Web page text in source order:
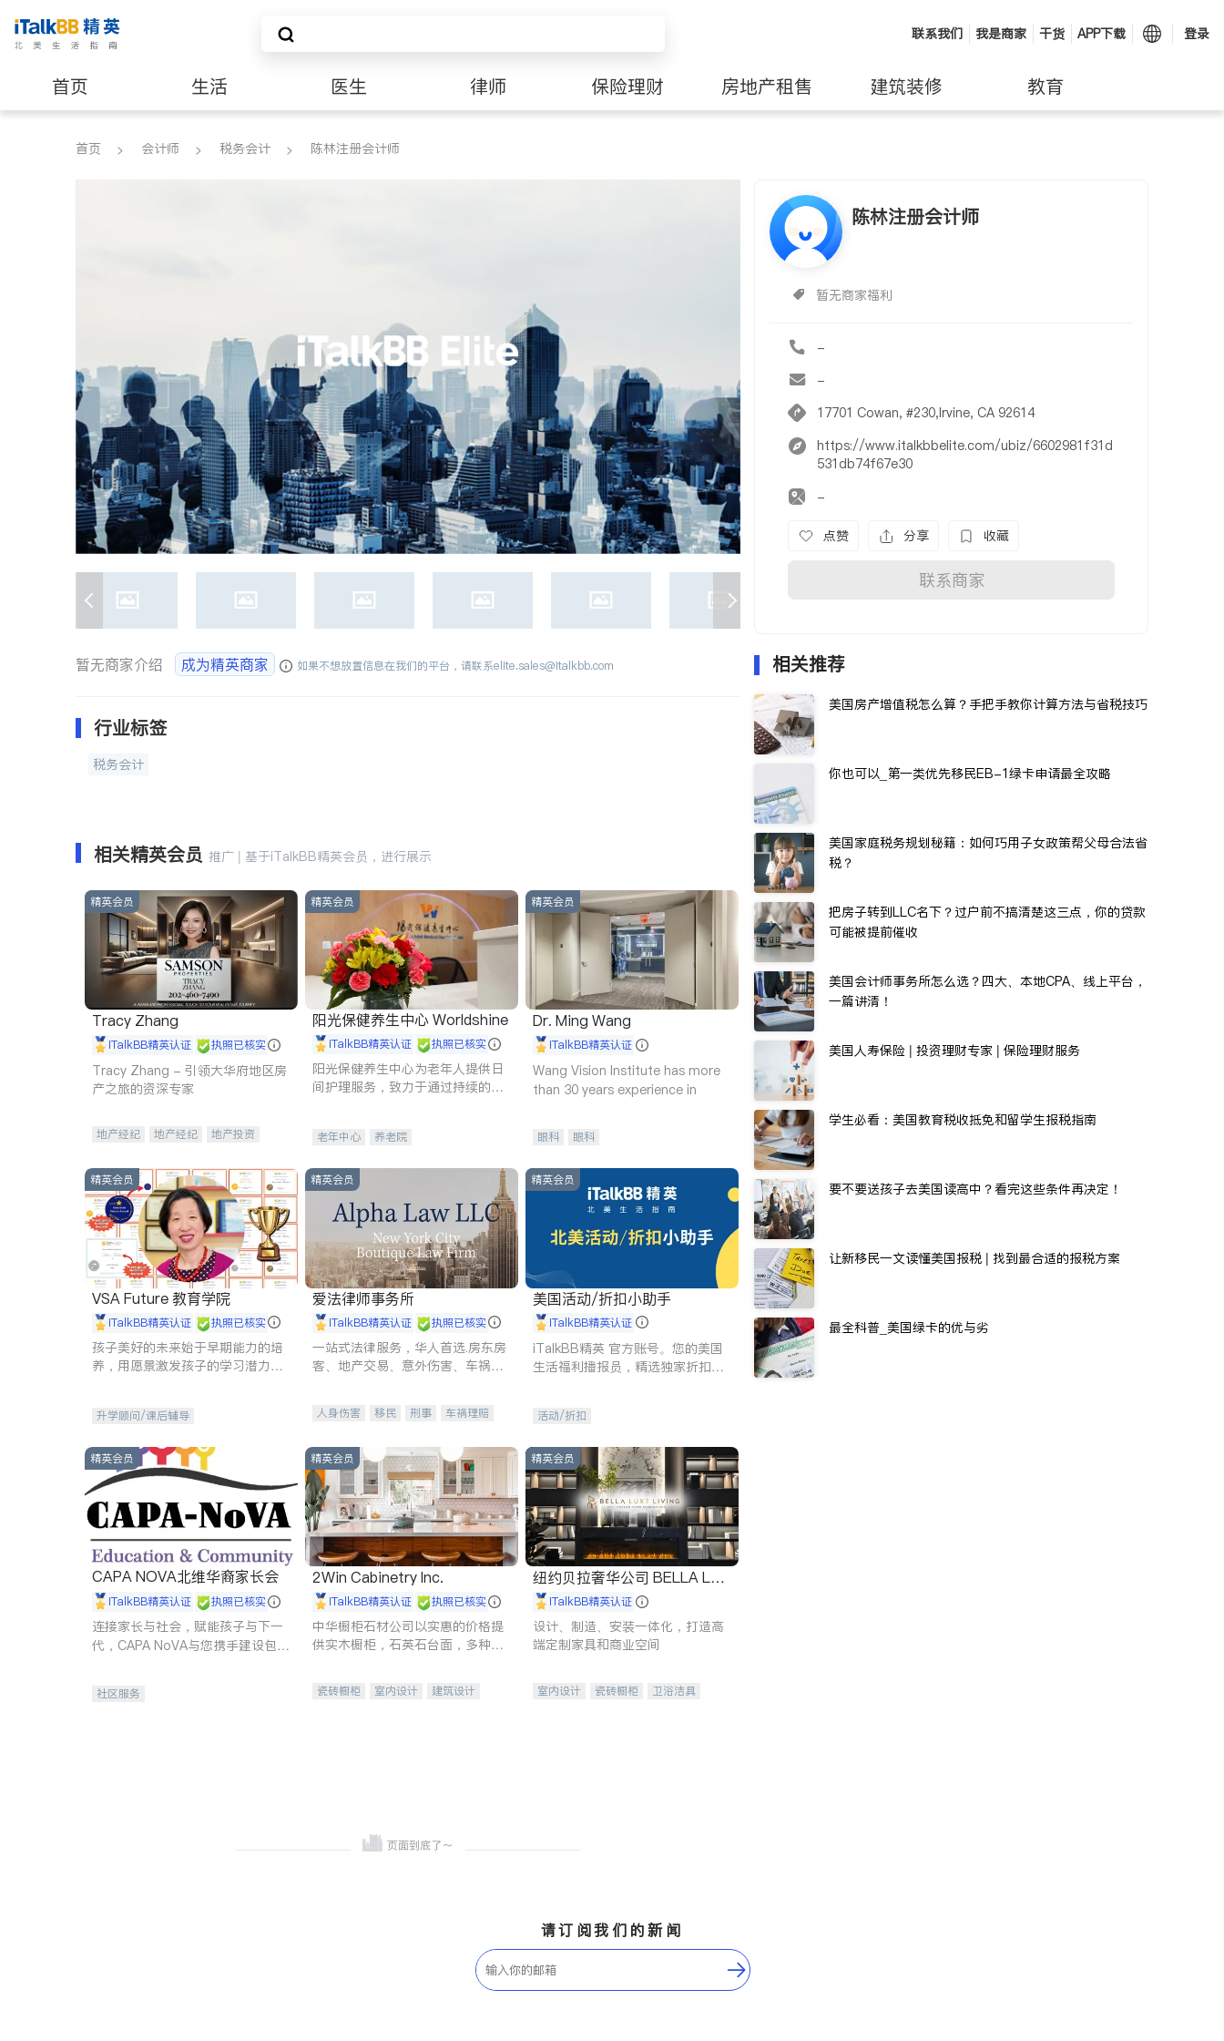
联系我们 我是商家 干货 APP下载 登录
首页 生活 医生 律师 保险理财 房地产租售 建筑装修 教育
养老 非盈利组织
首页 会计师 税务会计 陈林注册会计师
陈林注册会计师
暂无商家福利
-
-
17701 Cowan, #230,Irvine, CA 92614
https://www.italkbbelite.com/ubiz/6602981f31d
531db74f67e30
-
点赞 分享 收藏
联系商家
暂无商家介绍 成为精英商家 如果不想放置信息在我们的平台，请联系elite.sales@italkbb.com
行业标签
税务会计
相关精英会员 推广 | 基于iTalkBB精英会员，进行展示
精英会员
Tracy Zhang
iTalkBB精英认证 执照已核实
Tracy Zhang - 引领大华府地区房
产之旅的资深专家
地产经纪 地产经纪
地产投资
精英会员
阳光保健养生中心 Worldshine
iTalkBB精英认证 执照已核实
阳光保健养生中心为老年人提供日
间护理服务，致力于通过持续的护
老年中心 养老院
精英会员
Dr. Ming Wang
iTalkBB精英认证
Wang Vision Institute has more
than 30 years experience in
眼科 眼科
精英会员
VSA Future 教育学院
iTalkBB精英认证 执照已核实
孩子美好的未来始于早期能力的培
养，用愿景激发孩子的学习潜力和
升学顾问/课后辅导
精英会员
爱法律师事务所
iTalkBB精英认证 执照已核实
一站式法律服务，华人首选.房东房
客、地产交易、意外伤害、车祸重
人身伤害 移民 刑事
车祸理赔
商标注册
索赔 律师-其它 保释
精英会员
美国活动/折扣小助手
iTalkBB精英认证
iTalkBB精英 官方账号。您的美国
生活福利播报员，精选独家折扣、
活动/折扣
精英会员
CAPA NOVA北维华裔家长会
iTalkBB精英认证 执照已核实
连接家长与社会，赋能孩子与下一
代，CAPA NoVA与您携手建设包
社区服务
精英会员
2Win Cabinetry Inc.
iTalkBB精英认证 执照已核实
中华橱柜石材公司以实惠的价格提
供实木橱柜，石英石台面，多种优
机。品质厨房，家的选择。
瓷砖橱柜 室内设计
建筑设计
精英会员
纽约贝拉奢华公司 BELLA LUX
E iTalkBB精英认证
设计、制造、安装一体化，打造高
端定制家具和商业空间
室内设计 瓷砖橱柜
卫浴洁具
相关推荐
美国房产增值税怎么算？手把手教你计算方法与省税技巧
你也可以_第一类优先移民EB-1绿卡申请最全攻略
美国家庭税务规划秘籍：如何巧用子女政策帮父母合法省
税？
把房子转到LLC名下？过户前不搞清楚这三点，你的贷款
可能被提前催收
美国会计师事务所怎么选？四大、本地CPA、线上平台，
一篇讲清！
美国人寿保险 | 投资理财专家 | 保险理财服务
学生必看：美国教育税收抵免和留学生报税指南
要不要送孩子去美国读高中？看完这些条件再决定！
让新移民一文读懂美国报税 | 找到最合适的报税方案
最全科普_美国绿卡的优与劣
请订阅我们的新闻